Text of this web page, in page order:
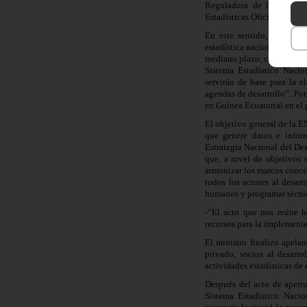
Reguladora de la
Estadísticas Oficiales de
En este sentido, ha
estadística nacional que
mediano plazo, con el
Sistema Estadístico
servirán de base para la
agendas de desarrollo”.
en Guinea Ecuatorial en el
El objetivo general de la
que genere datos e
Estrategia Nacional del
que, a nivel de objetivos
armonizar los marcos
todos los actores al
humanos y programar
-“El acto que nos reúne
recursos para la
El ministro finalizó
privado, socios al
actividades estadísticas de
Después del acto de
Sistema Estadístico